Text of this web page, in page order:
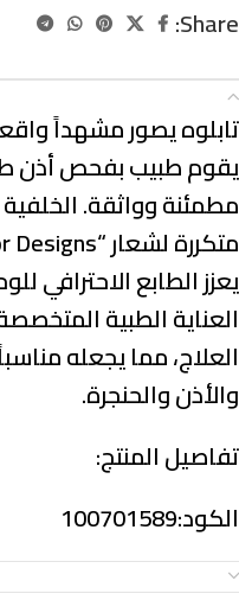
Share:
تابلوه يصور مشهداً
يقوم طبيب بفحص أذن
مطمئنة وواثقة.
يعزز الطابع الاحترافي
العناية الطبية
العلاج، مما يجعله
والأذن والحنجرة.
تفاصيل المنتج:
الكود:100701589